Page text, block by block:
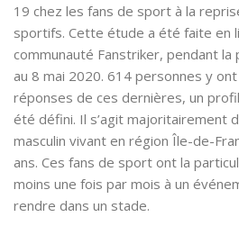
19 chez les fans de sport à la
sportifs. Cette étude a été faite en
communauté Fanstriker, pendant la
au 8 mai 2020. 614 personnes y
réponses de ces dernières, un
été défini. Il s’agit majoritairement
masculin vivant en région Île-de-
ans. Ces fans de sport ont la
moins une fois par mois à un
rendre dans un stade.